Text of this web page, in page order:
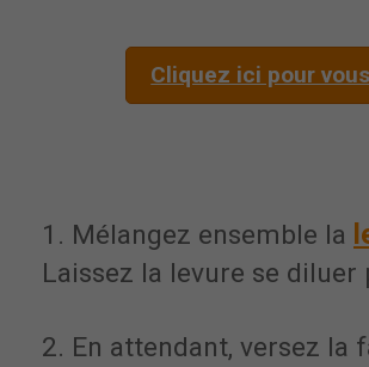
Cliquez ici pour
1. Mélangez ensemble la
Laissez la levure se
2. En attendant, versez la